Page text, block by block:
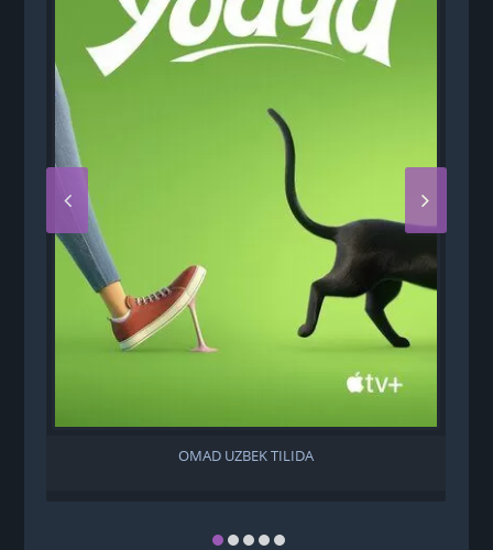
OMAD UZBEK TILIDA